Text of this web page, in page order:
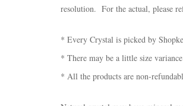
resolution. For the actual, please
* Every Crystal is picked by
* There may be a little size
* All the products are non-